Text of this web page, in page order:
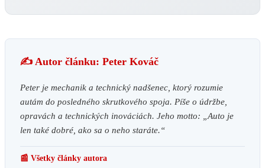
✍️ Autor článku: Peter Kováč
Peter je mechanik a technický nadšenec, ktorý rozumie
autám do posledného skrutkového spoja. Píše o údržbe,
opravách a technických inováciách. Jeho motto: „Auto je
len také dobré, ako sa o neho staráte.“
📰 Všetky články autora